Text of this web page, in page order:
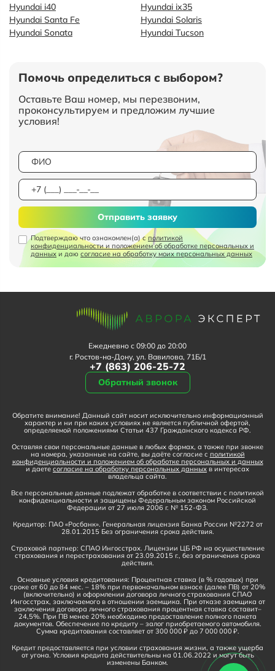
Hyundai i40
Hyundai ix35
Hyundai Santa Fe
Hyundai Solaris
Hyundai Sonata
Hyundai Tucson
Помочь определиться с выбором?
Оставьте Ваш номер, мы перезвоним,
проконсультируем и предложим лучшие
условия!
Подтверждаю что ознакомлен(а) сполитикой
конфиденциальности и положением об обработке персональных и
данных и даю согласие на обработку моих персональных данных
Отправить заявку
Ежедневно с 09:00 до 20:00
г. Ростов-на-Дону, ул. Вавилова, 71Б/1
+7 (863) 206-25-72
Обратный звонок
Обратите внимание! Данный сайт носит исключительно информационный
характер и ни при каких условиях не является публичной офертой,
определяемой положениями Статьи 437 Гражданского кодекса РФ.
Оставляя свои персональные данные в любых формах, а также при звонке
на номера, указанные на сайте, вы даёте согласие с политикой
конфиденциальности и положением об обработке персональных и данных
и даете согласие на обработку персональных данных в интересах
владельца сайта.
Все персональные данные подлежат обработке в соответствии с политикой
конфиденциальности и защищены Федеральным законом Российской
Федерации от 27 июля 2006 г. № 152-ФЗ.
Кредитор: ПАО «Росбанк». Генеральная лицензия Банка России №2272 от
28.01.2015 Без ограничения срока действия.
Страховой партнер: СПАО Ингосстрах. Лицензии ЦБ РФ на осуществление
страхования и перестрахования от 23.09.2015 г., без ограничения срока
действия.
Основные условия кредитования: Процентная ставка (в % годовых) при
сроке от 60 до 84 мес. – 18% при первоначальном взносе (далее ПВ) от 20%
(включительно) и оформлении договора личного страхования СПАО
Ингосстрах, заключаемого в отношении заемщика. При отказе заемщика от
заключения договора личного страхования процентная ставка составит–
24,5%. При ПВ менее 20% необходимо предоставление полного пакета
документов. Обеспечение по кредиту – залог приобретаемого автомобиля.
Сумма кредитования составляет от 300 000 ₽ до 7 000 000 ₽.
Кредит предоставляется при условии страхования жизни, а также ущерба
от угона. Условия кредита действительны на 01.06.2022 и могут быть
изменены Банком.